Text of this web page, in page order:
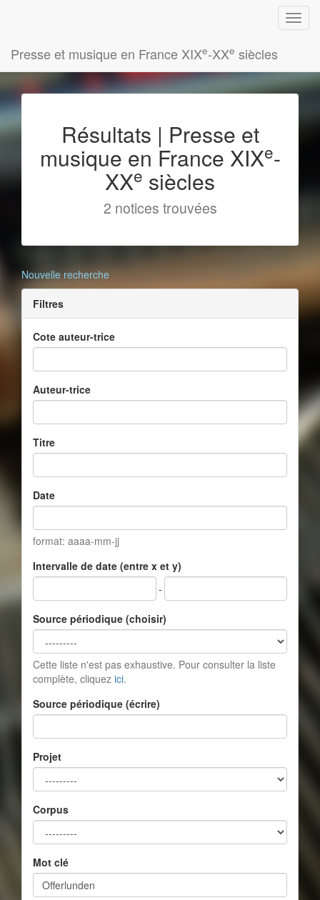
Presse et musique en France XIXe-XXe siècles
Résultats | Presse et
musique en France XIXe-
XXe siècles
2 notices trouvées
Nouvelle recherche
Filtres
Cote auteur-trice
Auteur-trice
Titre
Date
format: aaaa-mm-jj
Intervalle de date (entre x et y)
-
Source périodique (choisir)
Cette liste n'est pas exhaustive. Pour consulter la liste
complète, cliquez ici.
Source périodique (écrire)
Projet
Corpus
Mot clé